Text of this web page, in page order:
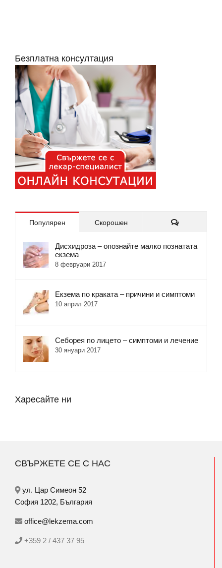
Безплатна консултация
Популярен Скорошен Коментари
Дисхидроза – опознайте малко познатата
екзема
8 февруари 2017
Екзема по краката – причини и симптоми
10 април 2017
Себорея по лицето – симптоми и лечение
30 януари 2017
Харесайте ни
СВЪРЖЕТЕ СЕ С НАС
ул. Цар Симеон 52
София 1202, България
office@lekzema.com
+359 2 / 437 37 95